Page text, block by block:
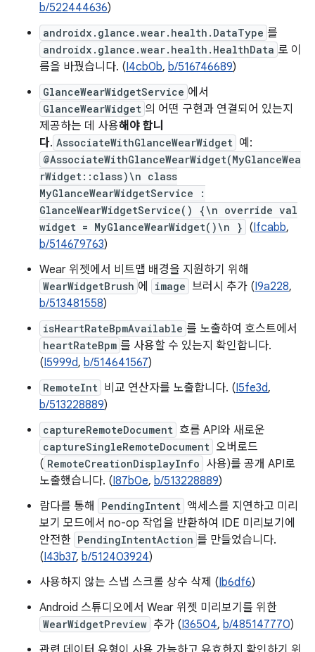
b/522444636)
androidx.glance.wear.health.DataType 를
androidx.glance.wear.health.HealthData 로 이
름을 바꿨습니다. (I4cb0b, b/516746689)
GlanceWearWidgetService 에서
GlanceWearWidget 의 어떤 구현과 연결되어 있는지
제공하는 데 사용해야 합니
다. AssociateWithGlanceWearWidget 예:
@AssociateWithGlanceWearWidget(MyGlanceWea
rWidget::class)\n class
MyGlanceWearWidgetService :
GlanceWearWidgetService() {\n override val
widget = MyGlanceWearWidget()\n } (Ifcabb,
b/514679763)
Wear 위젯에서 비트맵 배경을 지원하기 위해
WearWidgetBrush 에 image 브러시 추가 (I9a228,
b/513481558)
isHeartRateBpmAvailable 를 노출하여 호스트에서
heartRateBpm 를 사용할 수 있는지 확인합니다.
(I5999d, b/514641567)
RemoteInt 비교 연산자를 노출합니다. (I5fe3d,
b/513228889)
captureRemoteDocument 흐름 API와 새로운
captureSingleRemoteDocument 오버로드
( RemoteCreationDisplayInfo 사용)를 공개 API로
노출했습니다. (I87b0e, b/513228889)
람다를 통해
PendingIntent 액세스를 지연하고 미리
보기 모드에서 no-op 작업을 반환하여 IDE 미리보기에
안전한 PendingIntentAction 를 만들었습니다.
(I43b37, b/512403924)
사용하지 않는 스냅 스크롤 상수 삭제 (Ib6df6)
Android 스튜디오에서 Wear 위젯 미리보기를 위한
WearWidgetPreview 추가 (I36504, b/485147770)